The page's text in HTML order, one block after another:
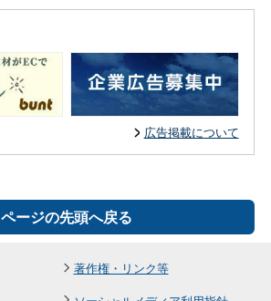
広告掲載について
ページの先頭へ戻る
著作権・リンク等